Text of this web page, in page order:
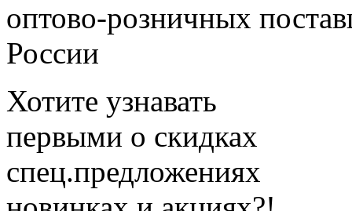
оптово-розничных
России
Хотите узнавать
первыми о скидках
спец.предложениях